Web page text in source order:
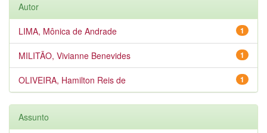
Autor
1
LIMA, Mônica de Andrade
1
MILITÃO, Vivianne Benevides
1
OLIVEIRA, Hamilton Reis de
Assunto